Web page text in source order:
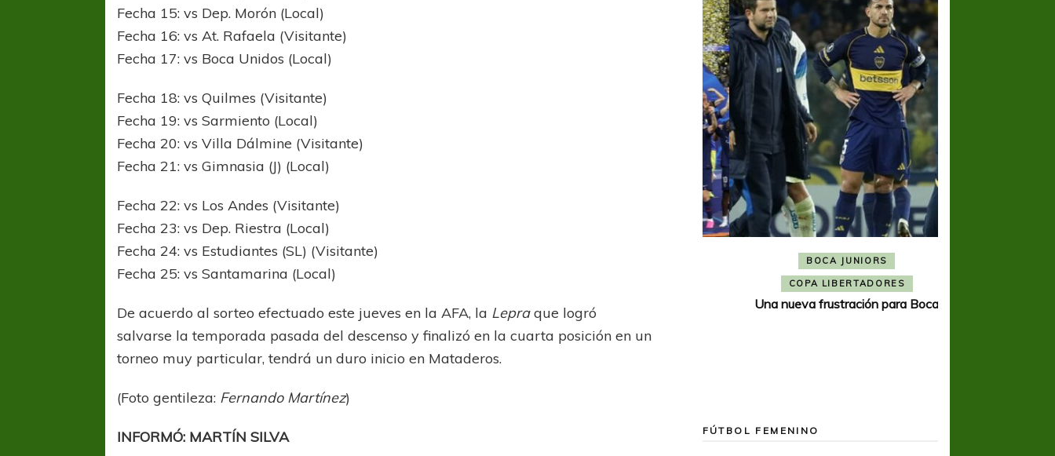
Fecha 15: vs Dep. Morón (Local)
Fecha 16: vs At. Rafaela (Visitante)
Fecha 17: vs Boca Unidos (Local)
Fecha 18: vs Quilmes (Visitante)
Fecha 19: vs Sarmiento (Local)
Fecha 20: vs Villa Dálmine (Visitante)
Fecha 21: vs Gimnasia (J) (Local)
Fecha 22: vs Los Andes (Visitante)
Fecha 23: vs Dep. Riestra (Local)
Fecha 24: vs Estudiantes (SL) (Visitante)
Fecha 25: vs Santamarina (Local)
De acuerdo al sorteo efectuado este jueves en la AFA, la Lepraque logró
salvarse la temporada pasada del descenso y finalizó en la cuarta posición en un
torneo muy particular, tendrá un duro inicio en Mataderos.
(Foto gentileza: Fernando Martínez)
INFORMÓ: MARTÍN SILVA
A pesar de la derrota Tigre avanzó a
Octavos de Final
COPA SUDAMERICANA
Sur Defendido
BOCA JUNIORS
COPA LIBERTADORES
Una nueva frustración para Boca
FÚTBOL FEMENINO